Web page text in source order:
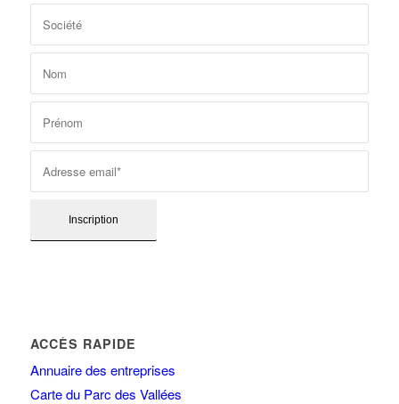
ACCÈS RAPIDE
Annuaire des entreprises
Carte du Parc des Vallées